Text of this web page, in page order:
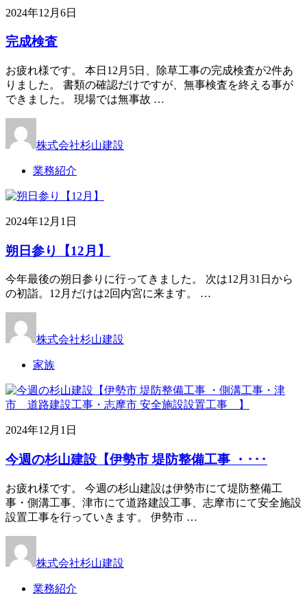
2024年12月6日
完成検査
お疲れ様です。 本日12月5日、除草工事の完成検査が2件あ
りました。 書類の確認だけですが、無事検査を終える事が
できました。 現場では無事故 …
株式会社杉山建設
業務紹介
2024年12月1日
朔日参り【12月】
今年最後の朔日参りに行ってきました。 次は12月31日から
の初詣。12月だけは2回内宮に来ます。 …
株式会社杉山建設
家族
2024年12月1日
今週の杉山建設【伊勢市 堤防整備工事 ・･･･
お疲れ様です。 今週の杉山建設は伊勢市にて堤防整備工
事・側溝工事、津市にて道路建設工事、志摩市にて安全施設
設置工事を行っていきます。 伊勢市 …
株式会社杉山建設
業務紹介